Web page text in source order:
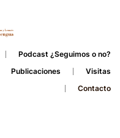
Podcast ¿Seguimos o no?
Publicaciones
Visitas
Contacto